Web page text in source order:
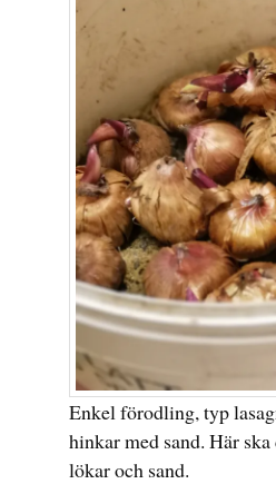
Enkel förodling, typ
hinkar med sand. Här
lökar och sand.